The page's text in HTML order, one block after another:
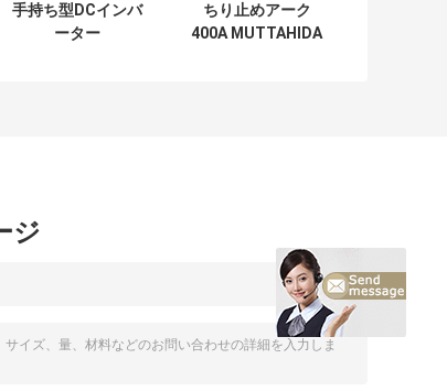
手持ち型DCインバ
ーター
ちり止めアーク
400A MUTTAHIDA
ジ